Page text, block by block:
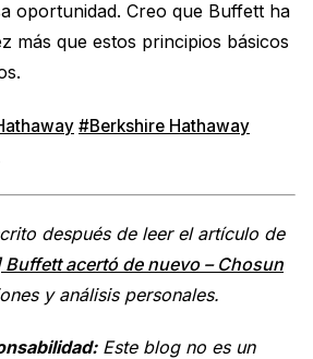
oportunidad. Creo que Buffett ha
más que estos principios básicos
#Berkshire Hathaway
después de leer el artículo de
acertó de nuevo – Chosun
y análisis personales.
Este blog no es un